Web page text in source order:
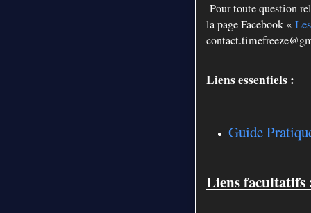
Pour toute question
la page Facebook «
Liens essentiels :
Guide
Liens facultatifs